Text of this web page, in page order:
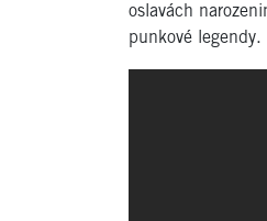
oslavách
punkové legendy.